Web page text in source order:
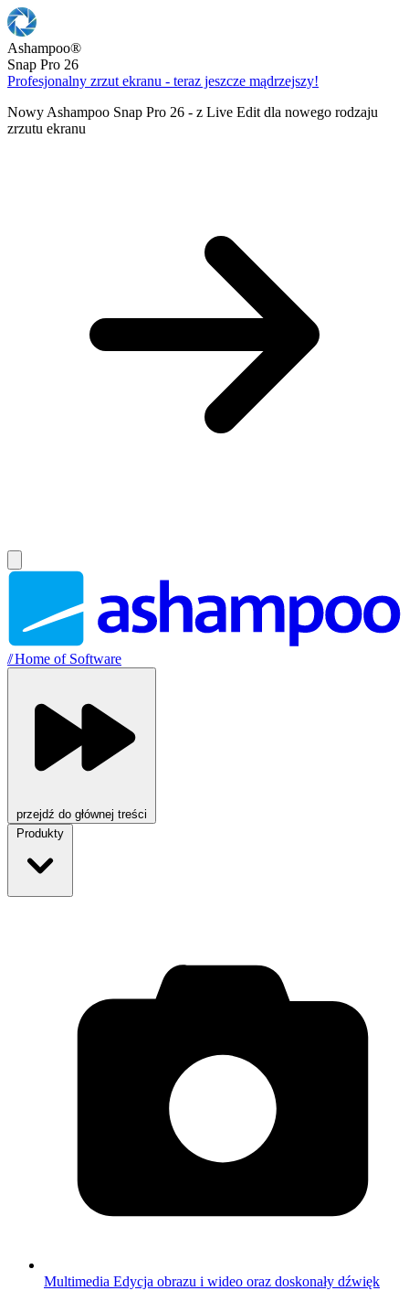
Ashampoo®
Snap Pro 26
Profesjonalny zrzut ekranu - teraz jeszcze mądrzejszy!
Nowy Ashampoo Snap Pro 26 - z Live Edit dla nowego rodzaju
zrzutu ekranu
//Home of Software
przejdź do głównej treści
Produkty
Multimedia Edycja obrazu i wideo oraz doskonały dźwięk